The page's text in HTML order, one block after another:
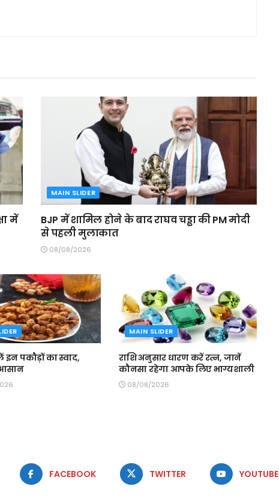
में
MAIN SLIDER
BJP में शामिल होने के बाद राघव चड्ढा की PM मोदी
से पहली मुलाकात
08/08/2026
इन पकौड़ों का स्वाद,
MAIN SLIDER
राशि अनुसार धारण करें रत्न, जानें
कौनसा रहेगा आपके लिए भाग्यशाली
08/08/2026
FACEBOOK TWITTER YOUTUBE